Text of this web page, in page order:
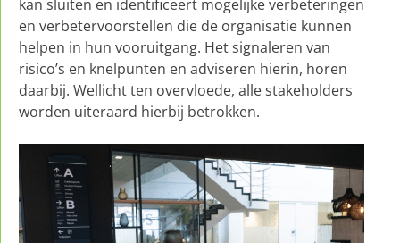
kan sluiten en identificeert mogelijke verbeteringen
en verbetervoorstellen die de organisatie kunnen
helpen in hun vooruitgang. Het signaleren van
risico’s en knelpunten en adviseren hierin, horen
daarbij. Wellicht ten overvloede, alle stakeholders
worden uiteraard hierbij betrokken.